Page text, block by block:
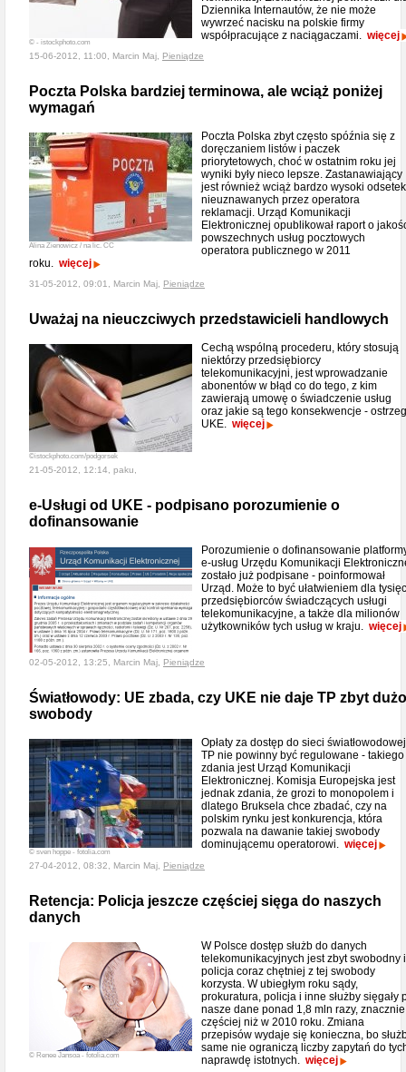
© - istockphoto.com
Dziennika Internautów, że nie może
wywrzeć nacisku na polskie firmy
współpracujące z naciągaczami. więcej
15-06-2012, 11:00, Marcin Maj, Pieniądze
Poczta Polska bardziej terminowa, ale wciąż poniżej
wymagań
Alina Zienowicz / na lic. CC
Poczta Polska zbyt często spóźnia się z
doręczaniem listów i paczek
priorytetowych, choć w ostatnim roku jej
wyniki były nieco lepsze. Zastanawiający
jest również wciąż bardzo wysoki odsetek
nieuznawanych przez operatora
reklamacji. Urząd Komunikacji
Elektronicznej opublikował raport o
powszechnych usług pocztowych
operatora publicznego w 2011
roku. więcej
31-05-2012, 09:01, Marcin Maj, Pieniądze
Uważaj na nieuczciwych przedstawicieli handlowych
©istockphoto.com/podgorsek
Cechą wspólną procederu, który stosują
niektórzy przedsiębiorcy
telekomunikacyjni, jest wprowadzanie
abonentów w błąd co do tego, z kim
zawierają umowę o świadczenie usług
oraz jakie są tego konsekwencje -
UKE. więcej
21-05-2012, 12:14, paku,
e-Usługi od UKE - podpisano porozumienie o
dofinansowanie
Porozumienie o dofinansowanie
e-usług Urzędu Komunikacji
zostało już podpisane - poinformował
Urząd. Może to być ułatwieniem dla
przedsiębiorców świadczących usługi
telekomunikacyjne, a także dla milionów
użytkowników tych usług w kraju. więcej
02-05-2012, 13:25, Marcin Maj, Pieniądze
Światłowody: UE zbada, czy UKE nie daje TP zbyt dużo
swobody
© sven hoppe - fotolia.com
Opłaty za dostęp do sieci światłowodowej
TP nie powinny być regulowane - takiego
zdania jest Urząd Komunikacji
Elektronicznej. Komisja Europejska jest
jednak zdania, że grozi to monopolem i
dlatego Bruksela chce zbadać, czy na
polskim rynku jest konkurencja, która
pozwala na dawanie takiej swobody
dominującemu operatorowi. więcej
27-04-2012, 08:32, Marcin Maj, Pieniądze
Retencja: Policja jeszcze częściej sięga do naszych
danych
© Renee Jansoa - fotolia.com
W Polsce dostęp służb do danych
telekomunikacyjnych jest zbyt swobodny i
policja coraz chętniej z tej swobody
korzysta. W ubiegłym roku sądy,
prokuratura, policja i inne służby sięgały
nasze dane ponad 1,8 mln razy, znacznie
częściej niż w 2010 roku. Zmiana
przepisów wydaje się konieczna, bo
same nie ograniczą liczby zapytań do
naprawdę istotnych. więcej